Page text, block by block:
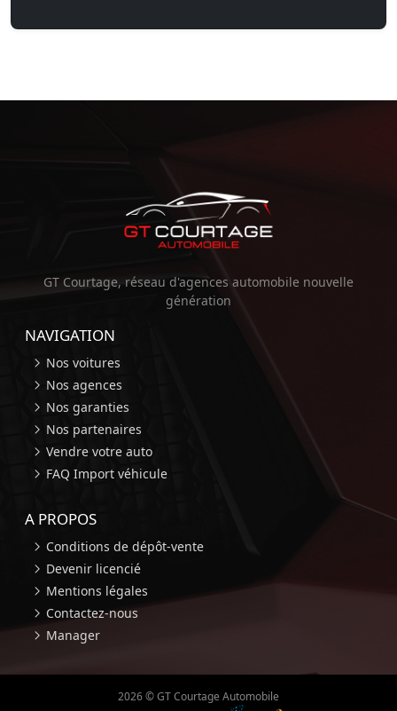
GT Courtage, réseau d'agences automobile nouvelle
génération
NAVIGATION
Nos voitures
Nos agences
Nos garanties
Nos partenaires
Vendre votre auto
FAQ Import véhicule
A PROPOS
Conditions de dépôt-vente
Devenir licencié
Mentions légales
Contactez-nous
Manager
2026 © GT Courtage Automobile